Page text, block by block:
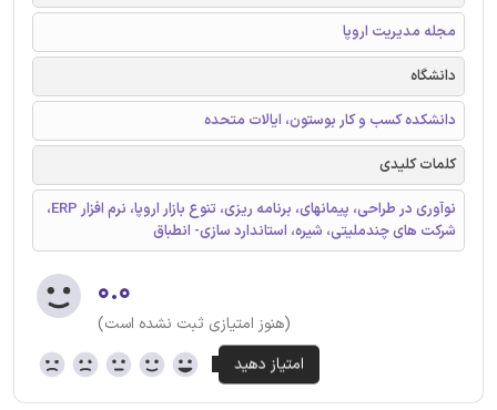
مجله مدیریت اروپا
دانشگاه
دانشکده کسب و کار بوستون، ایالات متحده
کلمات کلیدی
نوآوری در طراحی، پیمانهای، برنامه ریزی، تنوع بازار اروپا، نرم افزار ERP،
شرکت های چندملیتی، شیره، استاندارد سازی- انطباق
۰.۰
(هنوز امتیازی ثبت نشده است)